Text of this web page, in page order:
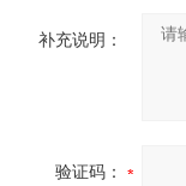
补充说明：
验证码：